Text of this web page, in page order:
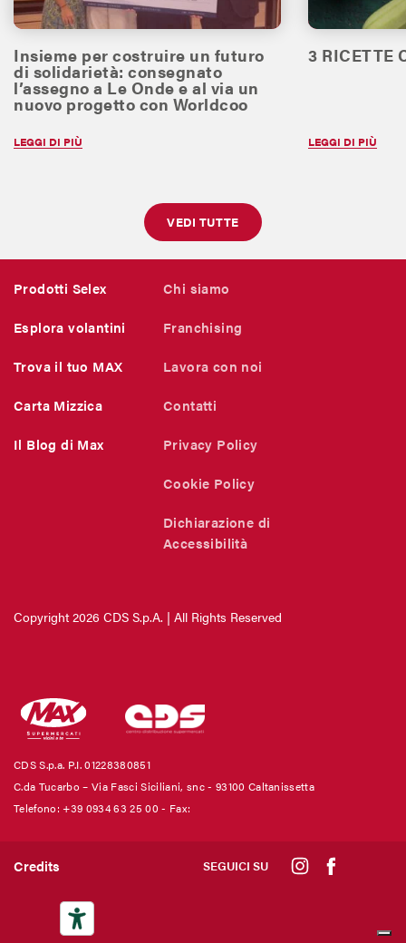
Insieme per costruire un futuro
di solidarietà: consegnato
l’assegno a Le Onde e al via un
nuovo progetto con Worldcoo
LEGGI DI PIÙ
3 RICETTE
LEGGI DI PIÙ
VEDI TUTTE
Prodotti Selex
Esplora volantini
Trova il tuo MAX
Carta Mizzica
Il Blog di Max
Chi siamo
Franchising
Lavora con noi
Contatti
Privacy Policy
Cookie Policy
Dichiarazione di
Accessibilità
Copyright 2026 CDS S.p.A. | All Rights Reserved
CDS S.p.a. P.I. 01228380851
C.da Tucarbo – Via Fasci Siciliani, snc - 93100 Caltanissetta
Telefono: +39 0934 63 25 00 - Fax:
Credits SEGUICI SU